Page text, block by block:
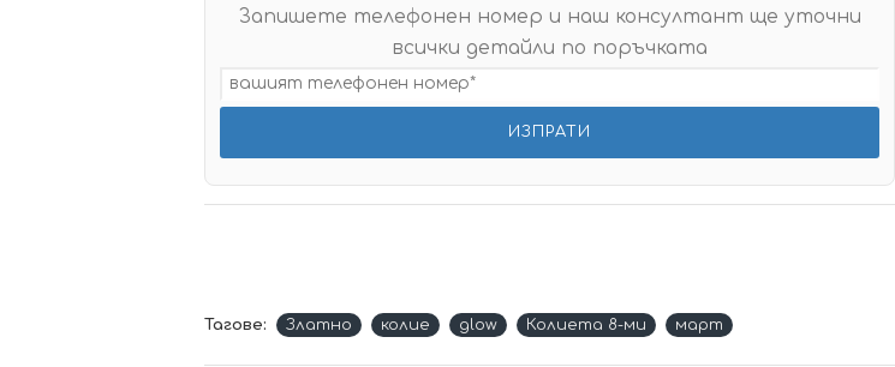
Запишете телефонен номер и наш консултант ще уточни
всички детайли по поръчката
Тагове: Златно колие glow Колиета 8-ми март